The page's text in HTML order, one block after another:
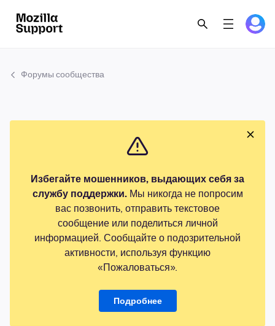
Форумы сообщества
Избегайте мошенников, выдающих себя за
службу поддержки.Мы никогда не попросим
вас позвонить, отправить текстовое
сообщение или поделиться личной
информацией. Сообщайте о подозрительной
активности, используя функцию
«Пожаловаться».
Подробнее